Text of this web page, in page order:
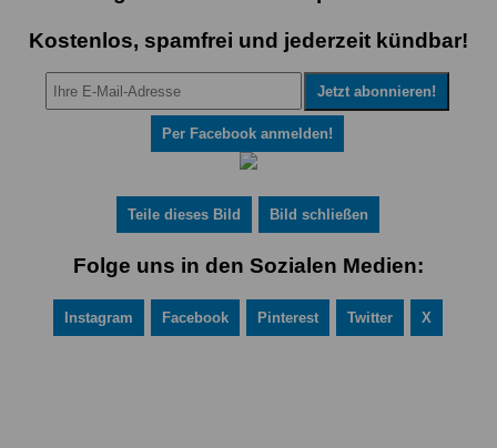
Kostenlos, spamfrei und jederzeit kündbar!
Per Facebook anmelden!
Teile dieses Bild Bild schließen
Folge uns in den Sozialen Medien:
Instagram Facebook Pinterest Twitter X